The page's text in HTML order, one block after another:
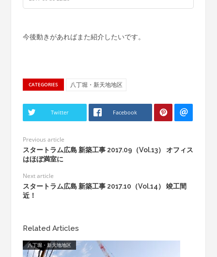
今後動きがあればまた紹介したいです。
CATEGORIES 八丁堀・新天地地区
Twitter Facebook
Previous article
スタートラム広島 新築工事 2017.09（Vol.13） オフィス
はほぼ満室に
Next article
スタートラム広島 新築工事 2017.10（Vol.14） 竣工間
近！
Related Articles
八丁堀・新天地地区